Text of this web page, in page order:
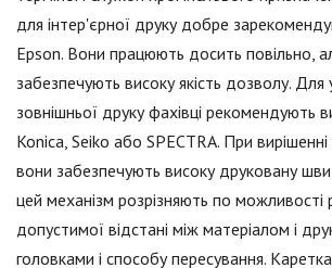
для інтер'єрної друку добре
Epson. Вони працюють досить повільно,
забезпечують високу якість дозволу. Для
зовнішньої друку фахівці рекомендують
Konica, Seiko або SPECTRA. При вирішенні
вони забезпечують високу друковану
цей механізм розрізняють по можливості
допустимої відстані між матеріалом і
головками і способу пересування.